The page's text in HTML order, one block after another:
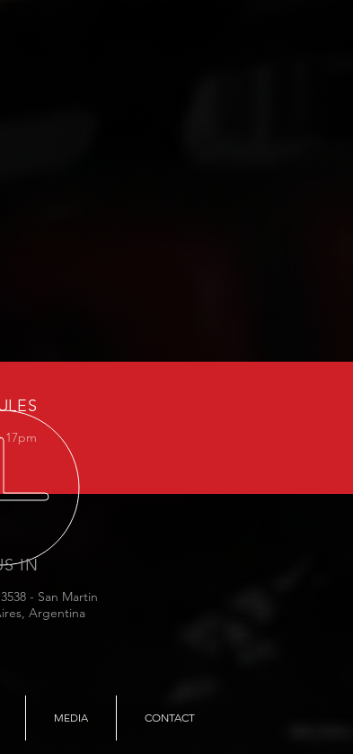
17pm
IN
- San Martin
Argentina
MEDIA CONTACT